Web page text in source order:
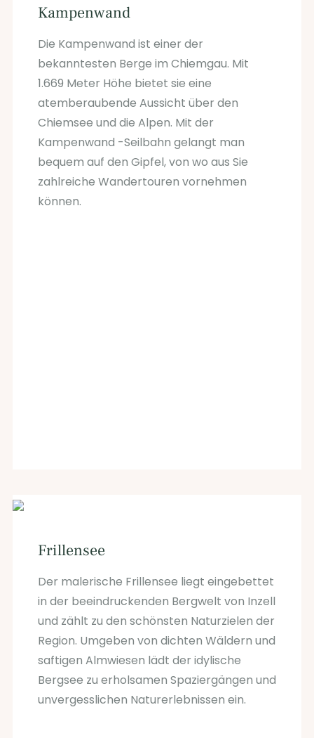
Kampenwand
Die Kampenwand ist einer der
bekanntesten Berge im Chiemgau. Mit
1.669 Meter Höhe bietet sie eine
atemberaubende Aussicht über den
Chiemsee und die Alpen. Mit der
Kampenwand -Seilbahn gelangt man
bequem auf den Gipfel, von wo aus Sie
zahlreiche Wandertouren vornehmen
können.
Frillensee
Der malerische Frillensee liegt eingebettet
in der beeindruckenden Bergwelt von Inzell
und zählt zu den schönsten Naturzielen der
Region. Umgeben von dichten Wäldern und
saftigen Almwiesen lädt der idylische
Bergsee zu erholsamen Spaziergängen und
unvergesslichen Naturerlebnissen ein.